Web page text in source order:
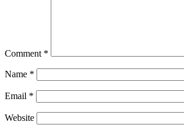
Comment *
Name *
Email *
Website